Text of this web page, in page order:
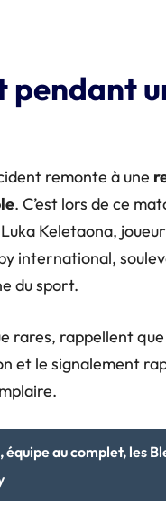
pendant
remonte à une
. C’est lors de ce
Keletaona,
international,
du sport.
rares, rappellent
et le signalement
équipe au complet, les